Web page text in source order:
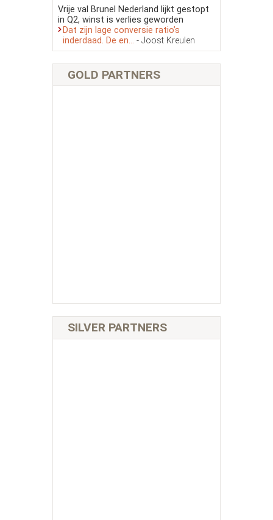
Vrije val Brunel Nederland lijkt gestopt
in Q2, winst is verlies geworden
Dat zijn lage conversie ratio’s
inderdaad. De en... - Joost Kreulen
GOLD PARTNERS
SILVER PARTNERS